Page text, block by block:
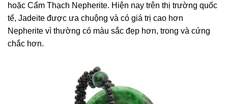
hoặc Cẩm Thạch Nepherite. Hiện nay trên thị trường quốc
tế, Jadeite được ưa chuộng và có giá trị cao hơn
Nepherite vì thường có màu sắc đẹp hơn, trong và cứng
chắc hơn.